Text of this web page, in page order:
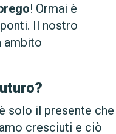
! Ormai è
Il nostro
ambito
solo il presente che
cresciuti e ciò